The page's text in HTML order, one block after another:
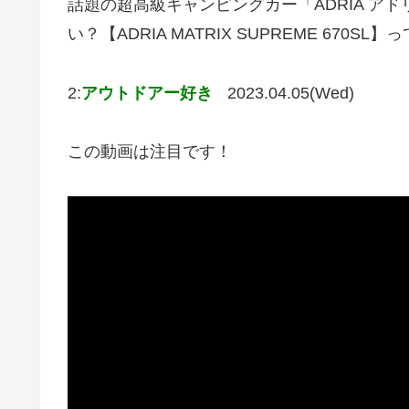
話題の超高級キャンピングカー「ADRIA ア
い？【ADRIA MATRIX SUPREME 670SL】
2:アウトドアー好き 2023.04.05(Wed)
この動画は注目です！